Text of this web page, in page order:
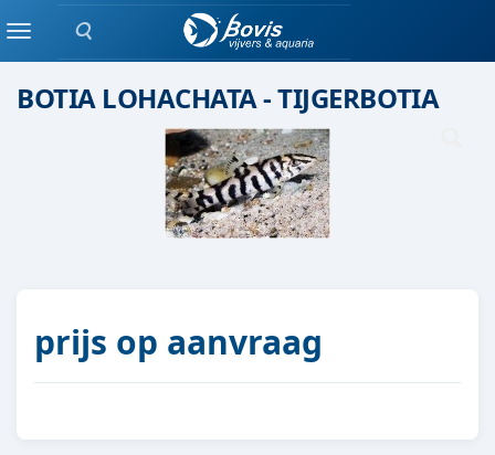
Zoeken
MenuGroepen vis
BOTIA LOHACHATA - TIJGERBOTIA
prijs op aanvraag